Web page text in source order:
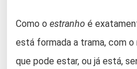
Como o estranho é
está formada a trama, com
que pode estar, ou já está,